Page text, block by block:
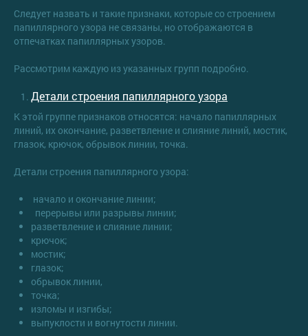
Следует назвать и такие признаки, которые со строением
папиллярного узора не связаны, но отображаются в
отпечатках папиллярных узоров.
Рассмотрим каждую из указанных групп подробно.
Детали строения папиллярного узора
К этой группе признаков относятся: начало папиллярных
линий, их окончание, разветвление и слияние линий, мостик,
глазок, крючок, обрывок линии, точка.
Детали строения папиллярного узора:
начало и окончание линии;
перерывы или разрывы линии;
разветвление и слияние линии;
крючок;
мостик;
глазок;
обрывок линии,
точка;
изломы и изгибы;
выпуклости и вогнутости линии.